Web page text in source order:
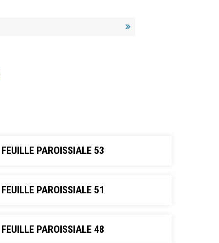
FEUILLE PAROISSIALE 53
FEUILLE PAROISSIALE 51
FEUILLE PAROISSIALE 48